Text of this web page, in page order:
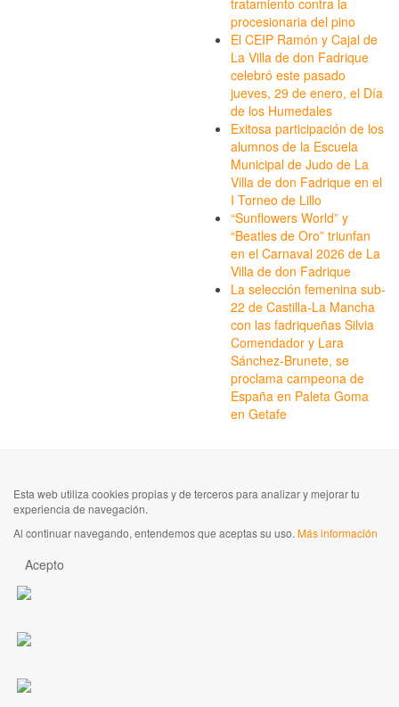
procesionaria del pino
El CEIP Ramón y Cajal de
La Villa de don Fadrique
celebró este pasado
jueves, 29 de enero, el Día
de los Humedales
Exitosa participación de los
alumnos de la Escuela
Municipal de Judo de La
Villa de don Fadrique en el
I Torneo de Lillo
“Sunflowers World” y
“Beatles de Oro” triunfan
en el Carnaval 2026 de La
Villa de don Fadrique
La selección femenina sub-
22 de Castilla-La Mancha
con las fadriqueñas Silvia
Comendador y Lara
Sánchez-Brunete, se
proclama campeona de
España en Paleta Goma
en Getafe
Esta web utiliza cookies propias y de terceros para analizar y mejorar tu
experiencia de navegación.
Al continuar navegando, entendemos que aceptas su uso. Más información
Acepto